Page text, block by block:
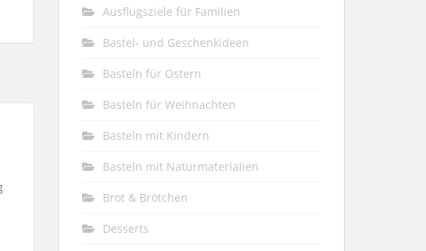
Ausflugsziele für Familien
Bastel- und Geschenkideen
Basteln für Ostern
Basteln für Weihnachten
Basteln mit Kindern
Basteln mit Naturmaterialien
Brot & Brötchen
Desserts